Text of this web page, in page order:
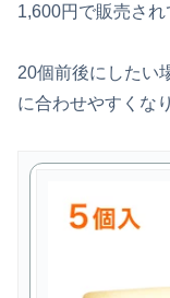
1,600円で販売され
20個前後にしたい
に合わせやすくな